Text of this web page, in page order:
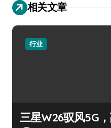
相关文章
行业
三星W26驭风5G